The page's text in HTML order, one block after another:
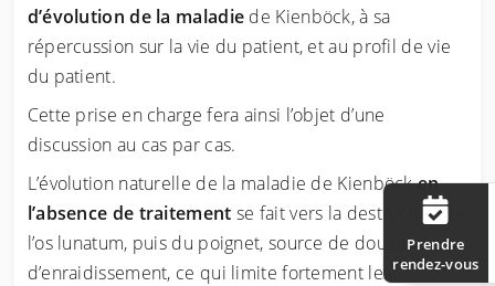
Prendre
rendez-vous
d’évolution de la maladie de Kienböck, à sa
répercussion sur la vie du patient, et au profil de vie
du patient.
Cette prise en charge fera ainsi l’objet d’une
discussion au cas par cas.
L’évolution naturelle de la maladie de Kienböcken
l’absence de traitement se fait vers la destruction de
l’os lunatum, puis du poignet, source de douleurs et
d’enraidissement, ce qui limite fortement les